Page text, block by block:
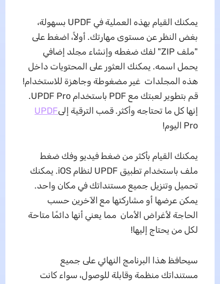
يمكنك القيام بهذه العملية في UPDF بسهولة،
بغض النظر عن مستوى مهارتك. أولاً، اضغط على
"ملف ZIP" لفك ضغطه وإنشاء مجلد إضافي
يحمل اسمه. يمكنك العثور على المحتويات داخل
هذه المجلدات غير مضغوطة وجاهزة للاستخدام!
قم بتطوير لعبتك مع PDF باستخدام UPDF Pro.
إنها كل ما تحتاجه وأكثر. قمب الترقية إلىUPDF
Pro اليوم!
يمكنك القيام بأكثر من ضغط فيديو وفك ضغط
ملف باستخدام تطبيق UPDF لنظام iOS. يمكنك
تحميل وتنزيل جميع مستنداتك في مكان واحد.
يمكن عرضها أو مشاركتها مع الآخرين حسب
الحاجة لأغراض الأمان مما يعني أنها دائمًا متاحة
لكل من يحتاج إليها!
سيحافظ هذا البرنامج النهائي على جميع
مستنداتك منظمة وقابلة للوصول، سواء كانت